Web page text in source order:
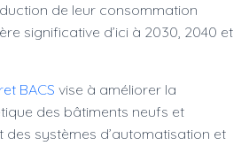
de leur consommation
significative d’ici à 2030, 2040 et
BACS vise à améliorer la
des bâtiments neufs et
des systèmes d’automatisation et